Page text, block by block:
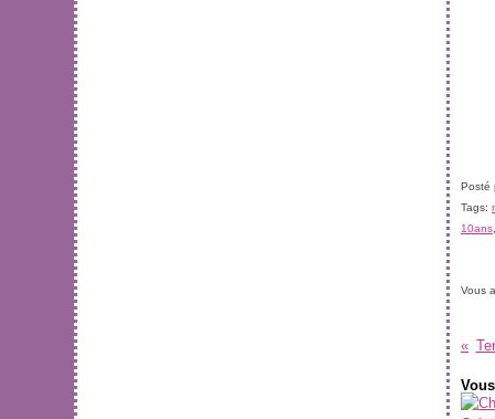
Posté
Tags:
10ans
Vous